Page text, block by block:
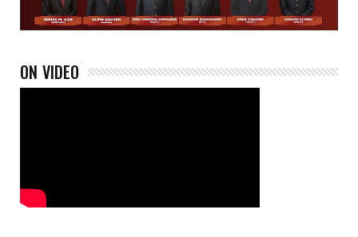
ON VIDEO